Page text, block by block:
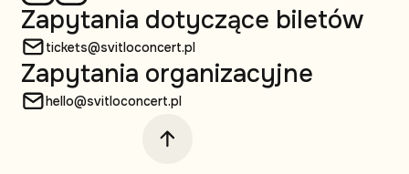
Zapytania dotyczące biletów
tickets@svitloconcert.pl
Zapytania organizacyjne
hello@svitloconcert.pl